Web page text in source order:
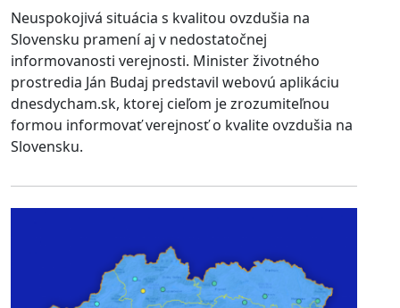
Neuspokojivá situácia s kvalitou ovzdušia na
Slovensku pramení aj v nedostatočnej
informovanosti verejnosti. Minister životného
prostredia Ján Budaj predstavil webovú aplikáciu
dnesdycham.sk, ktorej cieľom je zrozumiteľnou
formou informovať verejnosť o kvalite ovzdušia na
Slovensku.